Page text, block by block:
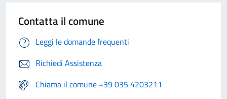
Contatta il comune
Leggi le domande frequenti
Richiedi Assistenza
Chiama il comune +39 035 4203211